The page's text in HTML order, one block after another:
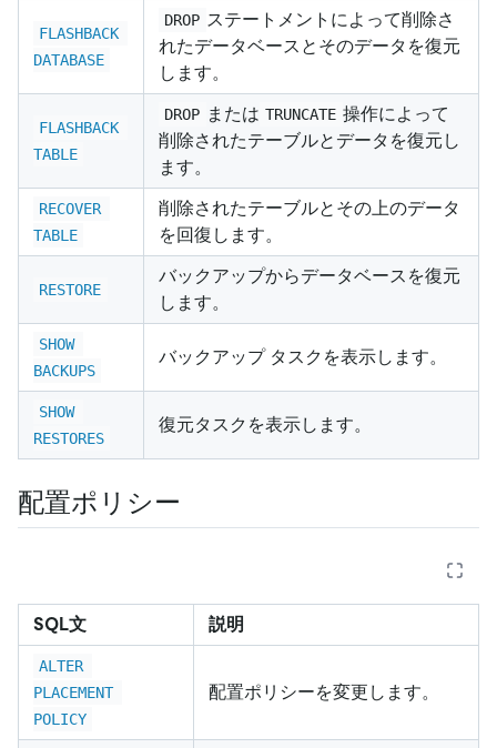
FLASHBACK
DATABASE
DROP ステートメントによって削除さ
れたデータベースとそのデータを復元
します。
FLASHBACK
TABLE
DROP または TRUNCATE 操作によって
削除されたテーブルとデータを復元し
ます。
RECOVER
TABLE
削除されたテーブルとその上のデータ
を回復します。
RESTORE
バックアップからデータベースを復元
します。
SHOW
BACKUPS
バックアップ タスクを表示します。
SHOW
RESTORES
復元タスクを表示します。
配置ポリシー
SQL文 説明
ALTER
PLACEMENT
POLICY
配置ポリシーを変更します。